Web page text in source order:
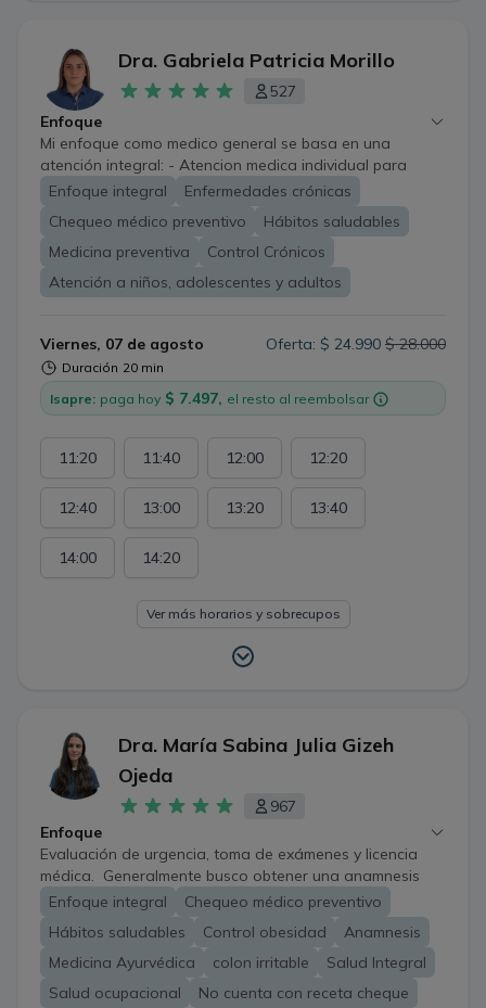
Dra. Gabriela Patricia Morillo
527
Enfoque
Mi enfoque como medico general se basa en una
atención integral: - Atencion medica individual para
indicar un diagnostico, tratamiento adecuado y
recomendaciones generales - Atencion para niños,
adolescentes y adultos - Control Cronico Anual -
Solicitud y revision de examenes de chequeo preventivo
Enfoque integral
Enfermedades crónicas
Chequeo médico preventivo
Hábitos saludables
Medicina preventiva
Control Crónicos
Atención a niños, adolescentes y adultos
Viernes, 07 de agosto
Duración 20 min
Oferta: $ 24.990 $ 28.000
Isapre: paga hoy $ 7.497, el resto al reembolsar
11:20 11:40 12:00 12:20
12:40 13:00 13:20 13:40
14:00 14:20
Ver más horarios y sobrecupos
Dra. María Sabina Julia Gizeh
Ojeda
967
Enfoque
Evaluación de urgencia, toma de exámenes y licencia
médica. Generalmente busco obtener una anamnesis
completa del paciente, para desde ahí, definir un plan de
acción y tratamiento. Este puede ser acotado al cuadro
clínico específico o general, abarcando la salud del
paciente como una globalidad. Si el paciente así lo
desea, se puede introducir la Medicina Ayurvédica como
Enfoque integral
Chequeo médico preventivo
Hábitos saludables
Control obesidad
Anamnesis
Medicina Ayurvédica
colon irritable
Salud Integral
Salud ocupacional
No cuenta con receta cheque